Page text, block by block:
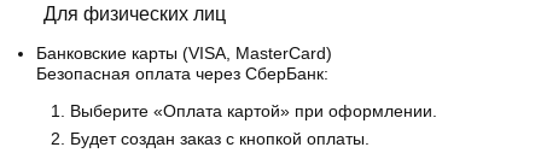
Для физических лиц
Банковские карты (VISA, MasterCard)
Безопасная оплата через СберБанк:
Выберите «Оплата картой» при оформлении.
Будет создан заказ с кнопкой оплаты.